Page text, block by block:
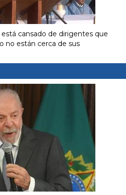
está cansado de dirigentes que
no están cerca de sus